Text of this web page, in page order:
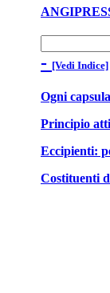
- [Vedi Indice]
Ogni
Principio
Eccipienti:
Costituenti